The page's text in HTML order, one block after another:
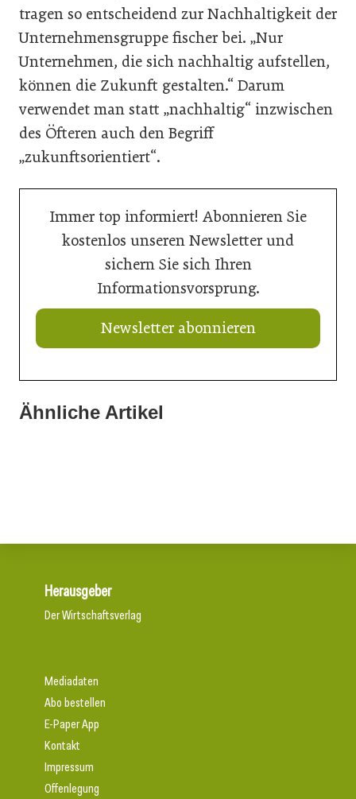
tragen so entscheidend zur Nachhaltigkeit der
Unternehmensgruppe fischer bei. „Nur
Unternehmen, die sich nachhaltig aufstellen,
können die Zukunft gestalten.“ Darum
verwendet man statt „nachhaltig“ inzwischen
des Öfteren auch den Begriff
„zukunftsorientiert“.
Immer top informiert! Abonnieren Sie
kostenlos unseren Newsletter und
sichern Sie sich Ihren
Informationsvorsprung.
Newsletter abonnieren
Ähnliche Artikel
18. Juni 2026
Herausgeber
Der Wirtschaftsverlag
Mediadaten
Abo bestellen
E-Paper App
Kontakt
Impressum
Offenlegung